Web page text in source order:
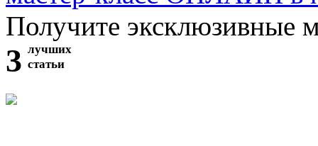
Получите эксклюзивные
3 лучших
статьи